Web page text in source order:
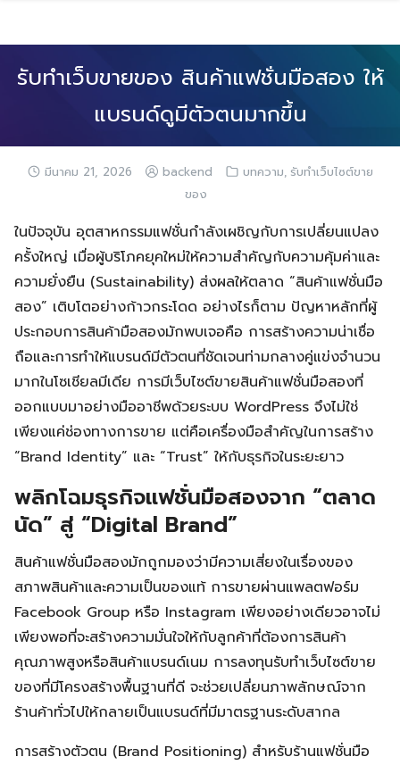
รับทำเว็บขายของ สินค้าแฟชั่นมือสอง ให้
แบรนด์ดูมีตัวตนมากขึ้น
มีนาคม 21, 2026 backend บทความ, รับทำเว็บไซต์ขาย
ของ
ในปัจจุบัน อุตสาหกรรมแฟชั่นกำลังเผชิญกับการเปลี่ยนแปลง
ครั้งใหญ่ เมื่อผู้บริโภคยุคใหม่ให้ความสำคัญกับความคุ้มค่าและ
ความยั่งยืน (Sustainability) ส่งผลให้ตลาด “สินค้าแฟชั่นมือ
สอง” เติบโตอย่างก้าวกระโดด อย่างไรก็ตาม ปัญหาหลักที่ผู้
ประกอบการสินค้ามือสองมักพบเจอคือ การสร้างความน่าเชื่อ
ถือและการทำให้แบรนด์มีตัวตนที่ชัดเจนท่ามกลางคู่แข่งจำนวน
มากในโซเชียลมีเดีย การมีเว็บไซต์ขายสินค้าแฟชั่นมือสองที่
ออกแบบมาอย่างมืออาชีพด้วยระบบ WordPress จึงไม่ใช่
เพียงแค่ช่องทางการขาย แต่คือเครื่องมือสำคัญในการสร้าง
“Brand Identity” และ “Trust” ให้กับธุรกิจในระยะยาว
พลิกโฉมธุรกิจแฟชั่นมือสองจาก “ตลาด
นัด” สู่ “Digital Brand”
สินค้าแฟชั่นมือสองมักถูกมองว่ามีความเสี่ยงในเรื่องของ
สภาพสินค้าและความเป็นของแท้ การขายผ่านแพลตฟอร์ม
Facebook Group หรือ Instagram เพียงอย่างเดียวอาจไม่
เพียงพอที่จะสร้างความมั่นใจให้กับลูกค้าที่ต้องการสินค้า
คุณภาพสูงหรือสินค้าแบรนด์เนม การลงทุนรับทำเว็บไซต์ขาย
ของที่มีโครงสร้างพื้นฐานที่ดี จะช่วยเปลี่ยนภาพลักษณ์จาก
ร้านค้าทั่วไปให้กลายเป็นแบรนด์ที่มีมาตรฐานระดับสากล
การสร้างตัวตน (Brand Positioning) สำหรับร้านแฟชั่นมือ